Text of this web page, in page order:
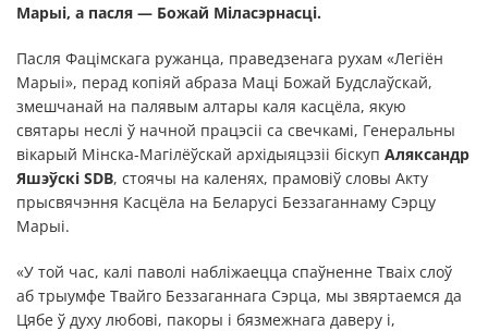
Марыі, а пасля — Божай Міласэрнасці.
Пасля Фацімскага ружанца, праведзенага рухам «Легіён
Марыі», перад копіяй абраза Маці Божай Будслаўскай,
змешчанай на палявым алтары каля касцёла, якую
святары неслі ў начной працэсіі са свечкамі, Генеральны
вікарый Мінска-Магілёўскай архідыяцэзіі біскуп Аляксандр
Яшэўскі SDB, стоячы на каленях, прамовіў словы Акту
прысвячэння Касцёла на Беларусі Беззаганнаму Сэрцу
Марыі.
«У той час, калі паволі набліжаецца спаўненне Тваіх слоў
аб трыумфе Твайго Беззаганнага Сэрца, мы звяртаемся да
Цябе ў духу любові, пакоры і бязмежнага даверу і,